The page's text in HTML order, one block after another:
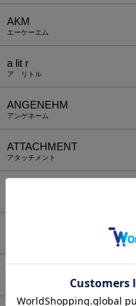
AKM
エーケーエム
a lit r
ア リトル
ANGENEHM
アンゲネーム
ATTACHMENT
アタッチメント
コールアンドレスポンス